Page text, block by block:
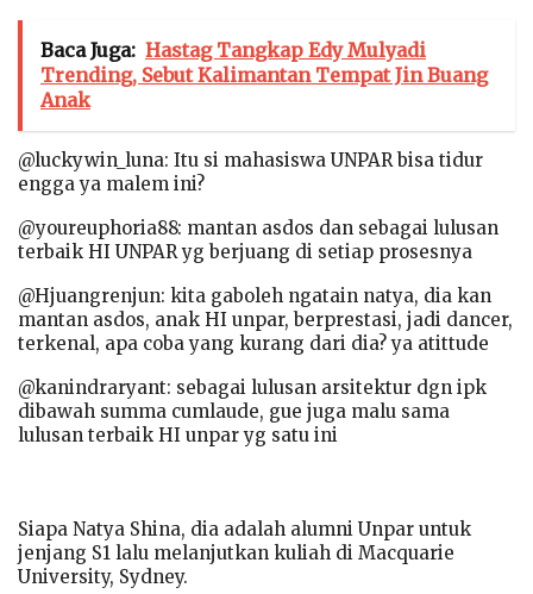
Baca Juga: Hastag Tangkap Edy Mulyadi
Trending, Sebut Kalimantan Tempat Jin Buang
Anak
@luckywin_luna: Itu si mahasiswa UNPAR bisa tidur
engga ya malem ini?
@youreuphoria88: mantan asdos dan sebagai lulusan
terbaik HI UNPAR yg berjuang di setiap prosesnya
@Hjuangrenjun: kita gaboleh ngatain natya, dia kan
mantan asdos, anak HI unpar, berprestasi, jadi dancer,
terkenal, apa coba yang kurang dari dia? ya atittude
@kanindraryant: sebagai lulusan arsitektur dgn ipk
dibawah summa cumlaude, gue juga malu sama
lulusan terbaik HI unpar yg satu ini
Siapa Natya Shina, dia adalah alumni Unpar untuk
jenjang S1 lalu melanjutkan kuliah di Macquarie
University, Sydney.